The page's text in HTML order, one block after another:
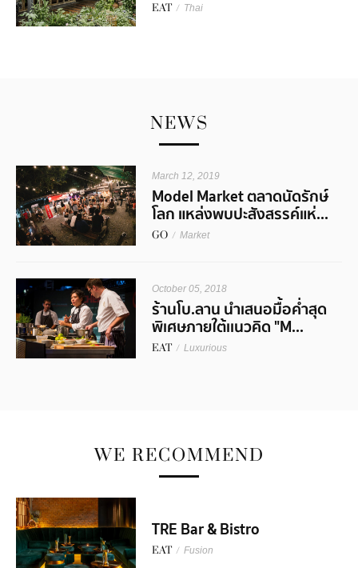
EAT / Thai
NEWS
March 12, 2019
Model Market ตลาดนัดรักษ์
โลก แหล่งพบปะสังสรรค์แห่...
GO / Market
October 05, 2018
ร้านโบ.ลาน นำเสนอมื้อค่ำสุด
พิเศษภายใต้เเนวคิด "M...
EAT / Luxurious
WE RECOMMEND
TRE Bar & Bistro
EAT / Fusion